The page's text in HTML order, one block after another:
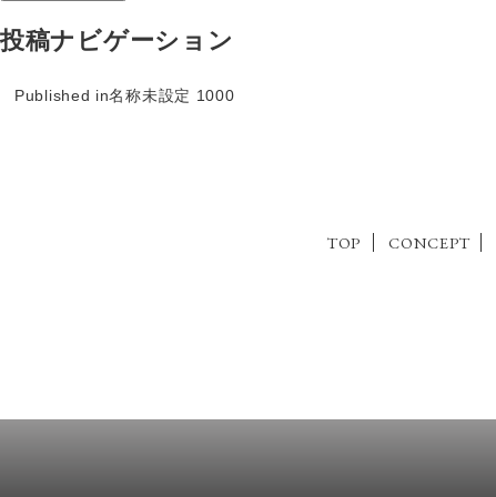
投稿ナビゲーション
Published in名称未設定 1000
TOP CONCEPT